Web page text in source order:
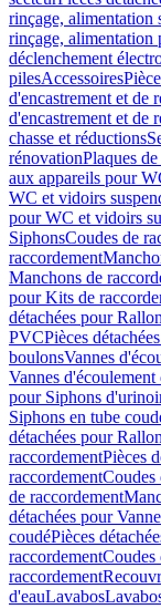
rinçage, alimentation
rinçage, alimentation
déclenchement
pilesAccessoires
d'encastrement et de
d'encastrement et de
chasse et réductions
rénovationPlaques
aux appareils pour
WC et vidoirs
pour WC et vidoirs
SiphonsCoudes de
raccordement
Manchons de
pour Kits de
détachées pour
PVCPièces
boulonsVannes
Vannes
pour Siphons
Siphons en tube
détachées pour
raccordementPièces
raccordementCoudes
de raccordement
détachées pour
coudéPièces
raccordementCoudes
raccordement
d'eauLavabos